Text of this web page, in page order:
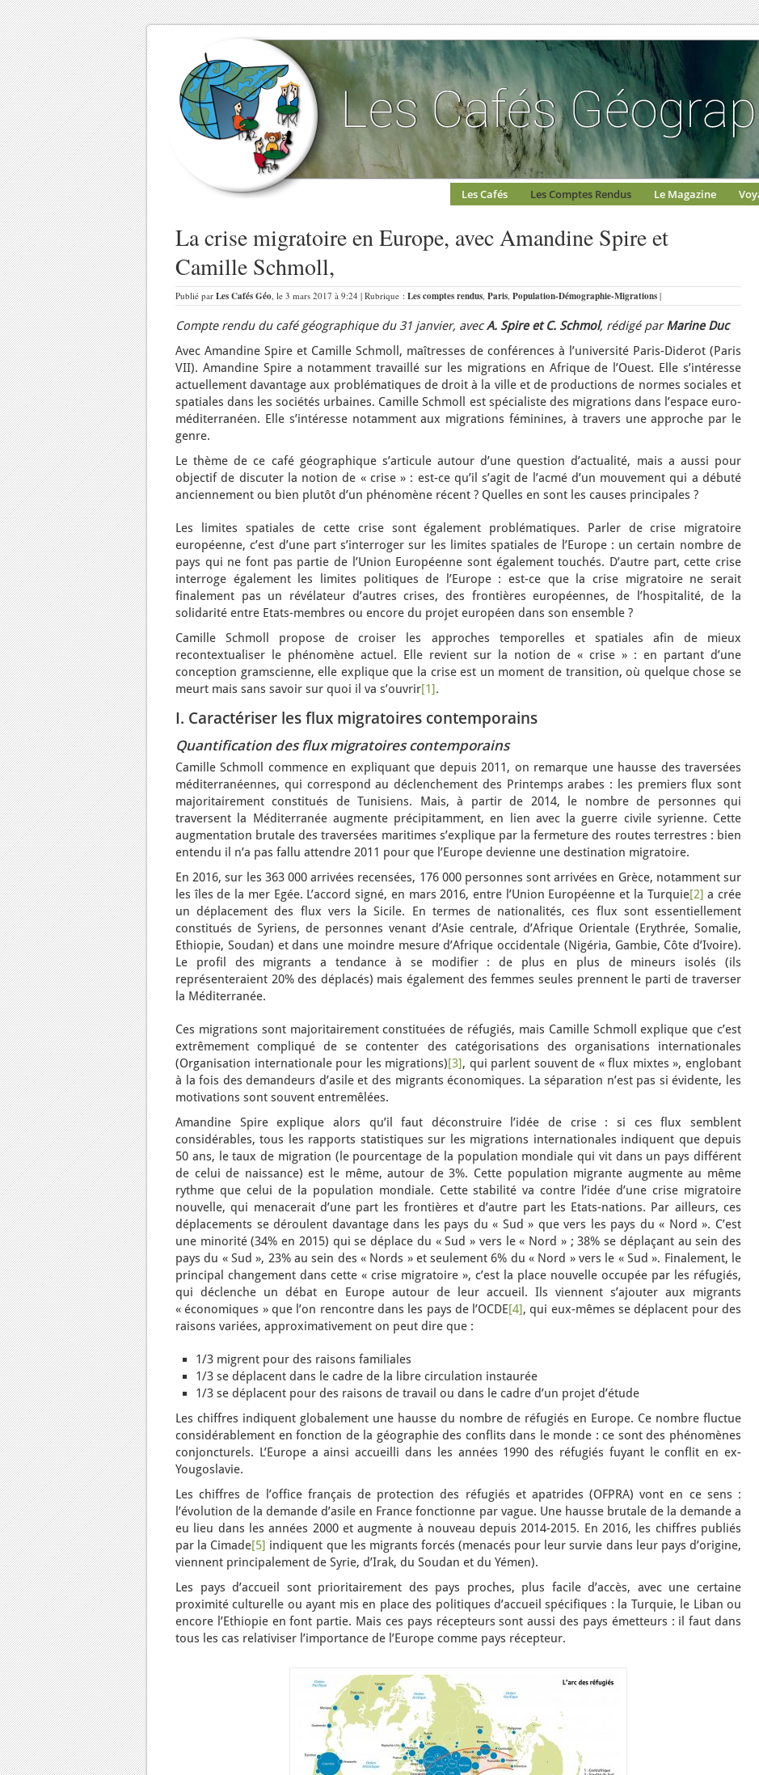
Les Cafés Les Comptes Rendus Le Magazine
La crise migratoire en Europe, avec Amandine Spire et
Camille Schmoll,
Publié par Les Cafés Géo, le 3 mars 2017 à 9:24 | Rubrique : Les comptes rendus, Paris, Population-Démographie-Migrations |
Compte rendu du café géographique du 31 janvier, avecA. Spire et C. Schmol, rédigé parMarine Duc
Avec Amandine Spire et Camille Schmoll, maîtresses de conférences à l’université Paris-Diderot (Paris
VII). Amandine Spire a notamment travaillé sur les migrations en Afrique de l’Ouest. Elle s’intéresse
actuellement davantage aux problématiques de droit à la ville et de productions de normes sociales et
spatiales dans les sociétés urbaines. Camille Schmoll est spécialiste des migrations dans l’espace euro-
méditerranéen. Elle s’intéresse notamment aux migrations féminines, à travers une approche par le
genre.
Le thème de ce café géographique s’articule autour d’une question d’actualité, mais a aussi pour
objectif de discuter la notion de « crise » : est-ce qu’il s’agit de l’acmé d’un mouvement qui a débuté
anciennement ou bien plutôt d’un phénomène récent ? Quelles en sont les causes principales ?
Les limites spatiales de cette crise sont également problématiques. Parler de crise migratoire
européenne, c’est d’une part s’interroger sur les limites spatiales de l’Europe : un certain nombre de
pays qui ne font pas partie de l’Union Européenne sont également touchés. D’autre part, cette crise
interroge également les limites politiques de l’Europe : est-ce que la crise migratoire ne serait
finalement pas un révélateur d’autres crises, des frontières européennes, de l’hospitalité, de la
solidarité entre Etats-membres ou encore du projet européen dans son ensemble ?
Camille Schmoll propose de croiser les approches temporelles et spatiales afin de mieux
recontextualiser le phénomène actuel. Elle revient sur la notion de « crise » : en partant d’une
conception gramscienne, elle explique que la crise est un moment de transition, où quelque chose se
meurt mais sans savoir sur quoi il va s’ouvrir[1].
I. Caractériser les flux migratoires contemporains
Quantification des flux migratoires contemporains
Camille Schmoll commence en expliquant que depuis 2011, on remarque une hausse des traversées
méditerranéennes, qui correspond au déclenchement des Printemps arabes : les premiers flux sont
majoritairement constitués de Tunisiens. Mais, à partir de 2014, le nombre de personnes qui
traversent la Méditerranée augmente précipitamment, en lien avec la guerre civile syrienne. Cette
augmentation brutale des traversées maritimes s’explique par la fermeture des routes terrestres : bien
entendu il n’a pas fallu attendre 2011 pour que l’Europe devienne une destination migratoire.
En 2016, sur les 363 000 arrivées recensées, 176 000 personnes sont arrivées en Grèce, notamment sur
les îles de la mer Egée. L’accord signé, en mars 2016, entre l’Union Européenne et la Turquie[2] a crée
un déplacement des flux vers la Sicile. En termes de nationalités, ces flux sont essentiellement
constitués de Syriens, de personnes venant d’Asie centrale, d’Afrique Orientale (Erythrée, Somalie,
Ethiopie, Soudan) et dans une moindre mesure d’Afrique occidentale (Nigéria, Gambie, Côte d’Ivoire).
Le profil des migrants a tendance à se modifier : de plus en plus de mineurs isolés (ils
représenteraient 20% des déplacés) mais également des femmes seules prennent le parti de traverser
la Méditerranée.
Ces migrations sont majoritairement constituées de réfugiés, mais Camille Schmoll explique que c’est
extrêmement compliqué de se contenter des catégorisations des organisations internationales
(Organisation internationale pour les migrations)[3], qui parlent souvent de « flux mixtes », englobant
à la fois des demandeurs d’asile et des migrants économiques. La séparation n’est pas si évidente, les
motivations sont souvent entremêlées.
Amandine Spire explique alors qu’il faut déconstruire l’idée de crise : si ces flux semblent
considérables, tous les rapports statistiques sur les migrations internationales indiquent que depuis
50 ans, le taux de migration (le pourcentage de la population mondiale qui vit dans un pays différent
de celui de naissance) est le même, autour de 3%. Cette population migrante augmente au même
rythme que celui de la population mondiale. Cette stabilité va contre l’idée d’une crise migratoire
nouvelle, qui menacerait d’une part les frontières et d’autre part les Etats-nations. Par ailleurs, ces
déplacements se déroulent davantage dans les pays du « Sud » que vers les pays du « Nord ». C’est
une minorité (34% en 2015) qui se déplace du « Sud » vers le « Nord » ; 38% se déplaçant au sein des
pays du « Sud », 23% au sein des « Nords » et seulement 6% du « Nord » vers le « Sud ». Finalement, le
principal changement dans cette « crise migratoire », c’est la place nouvelle occupée par les réfugiés,
qui déclenche un débat en Europe autour de leur accueil. Ils viennent s’ajouter aux migrants
« économiques » que l’on rencontre dans les pays de l’OCDE[4], qui eux-mêmes se déplacent pour des
raisons variées, approximativement on peut dire que :
1/3 migrent pour des raisons familiales
1/3 se déplacent dans le cadre de la libre circulation instaurée
1/3 se déplacent pour des raisons de travail ou dans le cadre d’un projet d’étude
Les chiffres indiquent globalement une hausse du nombre de réfugiés en Europe. Ce nombre fluctue
considérablement en fonction de la géographie des conflits dans le monde : ce sont des phénomènes
conjoncturels. L’Europe a ainsi accueilli dans les années 1990 des réfugiés fuyant le conflit en ex-
Yougoslavie.
Les chiffres de l’office français de protection des réfugiés et apatrides (OFPRA) vont en ce sens :
l’évolution de la demande d’asile en France fonctionne par vague. Une hausse brutale de la demande a
eu lieu dans les années 2000 et augmente à nouveau depuis 2014-2015. En 2016, les chiffres publiés
par la Cimade[5] indiquent que les migrants forcés (menacés pour leur survie dans leur pays d’origine,
viennent principalement de Syrie, d’Irak, du Soudan et du Yémen).
Les pays d’accueil sont prioritairement des pays proches, plus facile d’accès, avec une certaine
proximité culturelle ou ayant mis en place des politiques d’accueil spécifiques : la Turquie, le Liban ou
encore l’Ethiopie en font partie. Mais ces pays récepteurs sont aussi des pays émetteurs : il faut dans
tous les cas relativiser l’importance de l’Europe comme pays récepteur.